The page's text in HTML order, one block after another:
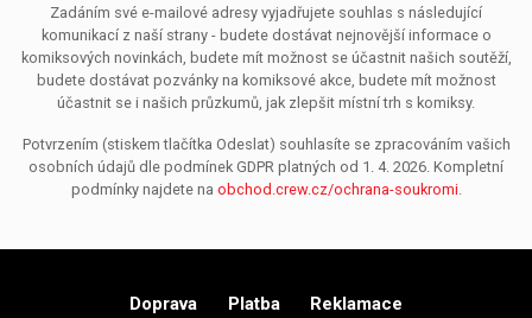
Zadáním své e-mailové adresy vyjadřujete souhlas s následující
komunikací z naší strany - budete dostávat nejnovější informace o
komiksových novinkách, budete mít možnost se účastnit našich soutěží,
budete dostávat pozvánky na komiksové akce, budete mít možnost
účastnit se i našich průzkumů, jak zlepšit místní trh s komiksy.
Potvrzením (stiskem tlačítka Odeslat) souhlasíte se zpracováním vašich
osobních údajů dle podmínek GDPR platných od 1. 4. 2026. Kompletní
podmínky najdete na obchod.crew.cz/ochrana-soukromi.
Doprava Platba
Reklamace